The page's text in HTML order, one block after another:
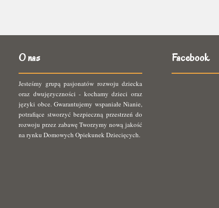
O nas
Jesteśmy grupą pasjonatów rozwoju dziecka
oraz dwujęzyczności - kochamy dzieci oraz
języki obce. Gwarantujemy wspaniałe Nianie,
potrafiące stworzyć bezpieczną przestrzeń do
rozwoju przez zabawę Tworzymy nową jakość
na rynku Domowych Opiekunek Dziecięcych.
Facebook